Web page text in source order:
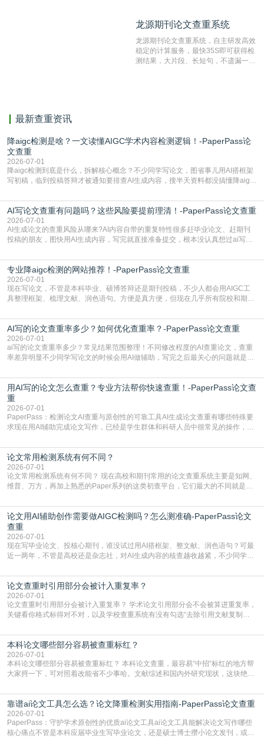
对，利用指纹索引快速而精准地在云检
有相似的片段，该项技术检测速度快、
准确率高，市场反映良好。
龙源期刊论文查重系统
龙源期刊论文查重系统，自主研发高效
稳定的计算服务，最快35S即可获得检
测结果，大片段、长短句，不遗漏一处
最新查重资讯
降aigc检测是啥？一文读懂AIGC学术内容检测逻辑！-PaperPass论
文查重
2026-07-01
降aigc检测到底是什么，拆解核心概念？不少同学写论文，图省事儿用AI搭框架
写初稿，临到投稿答辩才被通知要排查AI生成内容，搜半天资料都没搞懂降aigc
怕是已经入行的科研人员，不少人也搞不清降aigc检测是啥，对相关要求摸不
准。其实，降aigc检测是伴随AIGC工具在学术领域普及诞生的新需求，核心是为
了满足现在高校、期刊对AI生
AI写论文查重有问题吗？这些风险要提前理清！-PaperPass论文查重
2026-07-01
AI生成论文的查重风险从哪来?AI内容自带的重复特性很多赶毕业论文、赶期刊
投稿的朋友，图快用AI生成内容，写完就直接准备提交，根本没认真想过ai写论
自带不可忽视的查重风险。AI训练依赖海量公开的文本数据，生成内容本质是基
于训练数据的概率拼接，不是从零开始的原创创作。生成过程中，很容易复用已
有的高频公共表述，甚至直接拼接已经公开
专业降aigc检测的网站推荐！-PaperPass论文查重
2026-07-01
现在写论文，不管是本科毕业、硕博答辩还是期刊投稿，不少人都会用AIGC工
具整理框架、梳理文献、润色语句。方便是真方便，但现在几乎所有院校和期刊
五遍还是过不了预检测的大有人在，这时候，找到靠谱的降AIGC检测率的网
站，就能少走好多弯路。PaperPass：守护学术原创性的智能伙伴AIGC生成内
容的学术合规痛点去年帮一个本科师弟改
AI写的论文查重率多少？如何优化查重率？-PaperPass论文查重
2026-07-01
ai写的论文查重率多少？常见结果范围整理！不同修改程度的AI查重论文，查重
率差异明显不少同学写论文的时候会用AI做辅助，写完之后最关心的问题就是ai
实际情况和大家想的不太一样。AI训练依赖海量公开学术文献、网络内容，生成
内容本质是按照语义概率拼接已有内容，很容易和已发布的作品撞重复，甚至会
直接引用整段已有内容，所以查重率偏高是
用AI写的论文怎么查重？专业方法帮你快速查重！-PaperPass论文查
重
2026-07-01
PaperPass：检测论文AI查重与原创性的可靠工具AI生成论文查重有哪些特殊要
求现在用AI辅助完成论文写作，已经是学生群体和科研人员中很常见的操作，不
但很多人忽略了，AI生成的内容天生带有重复风险——训练AI的数据集本身就包
含大量已公开的学术内容、网络原创内容，AI输出内容时很容易无意识拼接出重
复片
论文常用检测系统有何不同？
2026-07-01
论文常用检测系统有何不同？ 现在高校和期刊常用的论文查重系统主要是知网、
维普、万方，再加上熟悉的Paper系列的这类初查平台，它们最大的不同就是数
查数值误导。知网（CNKI）是学校定稿检测的绝对主流。本科用PMLC，含大学
生联合比对库，能比历届学长论文，硕博用VIP/TMLC，含学术论文联合比对
库，期刊投稿用AMLMC/SML
论文用AI辅助创作需要做AIGC检测吗？怎么测准确-PaperPass论文
查重
2026-07-01
现在写毕业论文、投核心期刊，谁没试过用AI搭框架、整文献、润色语句？可最
近一两年，不管是高校还是杂志社，对AI生成内容的核查越收越紧，不少同学投
真的太亏。提前做AIGC检测，已经成了很多过来人交稿前必做的一步。为什么
AIGC检测成了论文答辩投稿前的必备项？可能还有不少人觉得，我就用AI搭了个
框架，内容都是自己写的，至于做AIG
论文查重时引用部分会被计入重复率？
2026-07-01
论文查重时引用部分会被计入重复率？ 学术论文引用部分会不会被算进重复率，
关键看你格式标得对不对，以及学校查重系统有没有勾选“去除引用文献复制
独占一行，每条文献用[1][2]方括号编号、与正文一一对应，著录项符合GB/T
7714（作者、题名、刊名、年、卷期、页码齐全，标点用半角）；查重系统识别
成功后通常把这段标为引用，
本科论文哪些部分容易被查重标红？
2026-07-01
本科论文哪些部分容易被查重标红？ 本科论文查重，最容易“中招“标红的地方帮
大家捋一下，可对照着改能省不少事哈。文献综述和国内外研究现状，这块绝对
乎一模一样的话，你要是直接复制百度百科、教材或别人写好的综述段落，系统
一抓一个准，整段飘红。研究背景、意义和方法描述也是不可避免，比如“本文采
用问卷调查法““运用SPSS软件进行数据分
靠谱ai论文工具怎么选？论文降重检测实用指南-PaperPass论文查重
2026-07-01
PaperPass：守护学术原创性的优质ai论文工具ai论文工具能解决论文写作哪些
核心痛点不管是本科应届毕业生写毕业论文，还是硕士博士攒小论文发刊，或是